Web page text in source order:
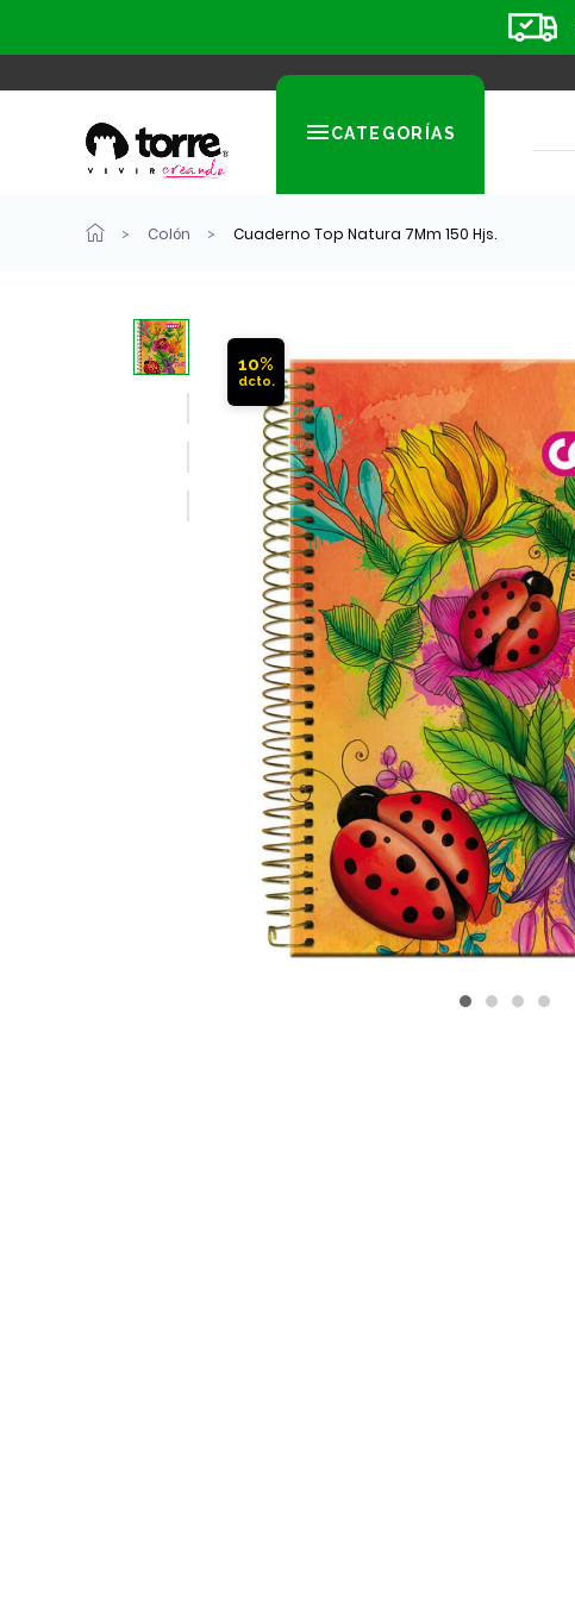
CATEGORÍAS
Colón Cuaderno Top Natura 7Mm 150 Hjs.
10%